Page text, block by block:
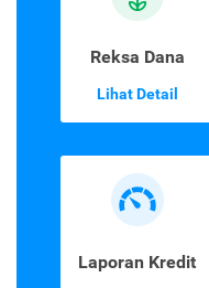
Reksa Dana
Lihat Detail
Laporan Kredit